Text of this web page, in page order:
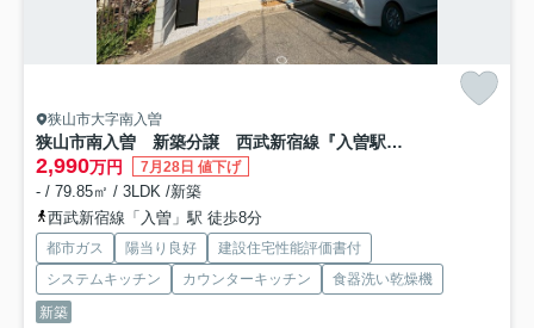
狭山市大字南入曽
狭山市南入曽 新築分譲 西武新宿線『入曽駅』徒歩8分 【入間野小学区】
2,990万円 7月28日 値下げ
- / 79.85㎡ / 3LDK /新築
西武新宿線「入曽」駅 徒歩8分
都市ガス 陽当り良好
建設住宅性能評価書付
システムキッチン
カウンターキッチン
食器洗い乾燥機
新築